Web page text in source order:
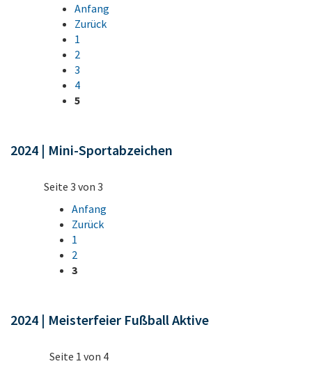
Anfang
Zurück
1
2
3
4
5
2024 | Mini-Sportabzeichen
Seite 3 von 3
Anfang
Zurück
1
2
3
2024 | Meisterfeier Fußball Aktive
Seite 1 von 4